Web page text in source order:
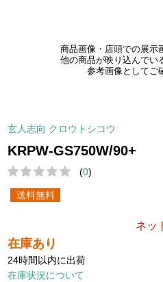
商品画像・店頭での展示
他の商品が映り込んでい
参考画像としてご
玄人志向 クロウトシコウ
KRPW-GS750W/90+
(0)
送料無料
ネッ
在庫あり
24時間以内に出荷
在庫状況について